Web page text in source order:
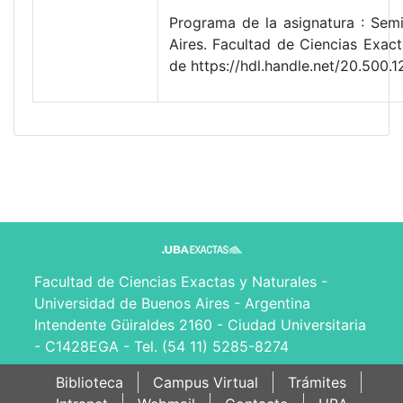
Programa de la asignatura :
Aires. Facultad de Ciencias
de https://hdl.handle.net/
Facultad de Ciencias Exactas y Naturales -
Universidad de Buenos Aires - Argentina
Intendente Güiraldes 2160 - Ciudad Universitaria
- C1428EGA - Tel. (54 11) 5285-8274
Biblioteca
Campus Virtual
Trámites